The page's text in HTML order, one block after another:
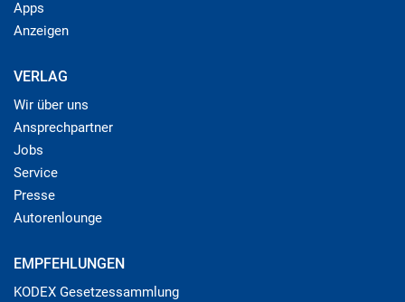
Apps
Anzeigen
VERLAG
Wir über uns
Ansprechpartner
Jobs
Service
Presse
Autorenlounge
EMPFEHLUNGEN
KODEX Gesetzessammlung